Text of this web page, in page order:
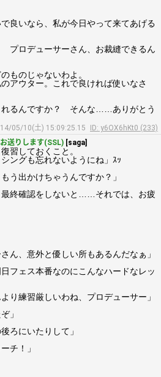
良いなら、私が今日やって来てあげる
プロデューサーさん、お裁縫できるん
ものじゃないわよ。
ウター。これで良ければ使いなさ
れるんですか？ そんな……ありがとう
05/10(土) 15:09:25.15
ID: y6OX6hKt0 (233)
送りします(SSL) [saga]
習しておくこと。
グも忘れないようにね」ｽｯ
う出かけちゃうんですか？」
最終確認をしないと……それでは、お疲
ん、意外と優しい所もあるんだなぁ」
フェス本番なのにこんなハードなレッ
り練習厳しいわね、プロデューサー」
」
ろにいたりして」
チ！」